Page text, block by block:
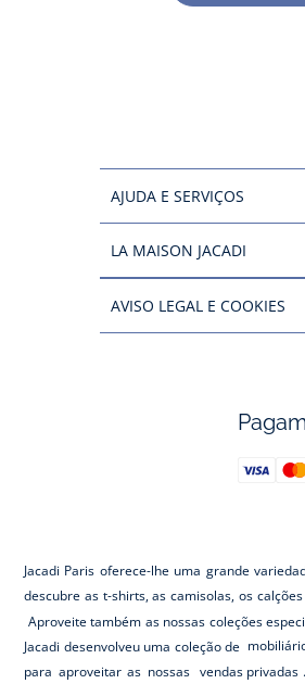
AJUDA E SERVIÇOS
LA MAISON JACADI
AVISO LEGAL E COOKIES
Jacadi Paris oferece-lhe uma grande
descubre as t-shirts, as camisolas, os
Aproveite também as nossas coleções
Jacadi desenvolveu uma coleção de
para aproveitar as nossas vendas privadas